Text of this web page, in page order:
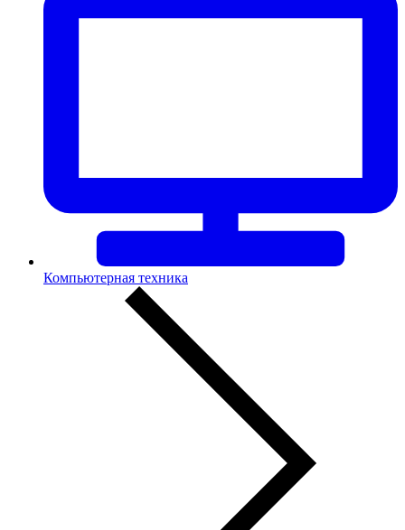
Компьютерная техника